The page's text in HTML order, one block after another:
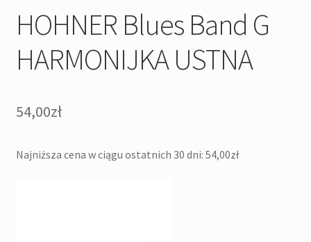
HOHNER Blues Band G
HARMONIJKA USTNA
54,00zł
Najniższa cena w ciągu ostatnich 30 dni: 54,00zł